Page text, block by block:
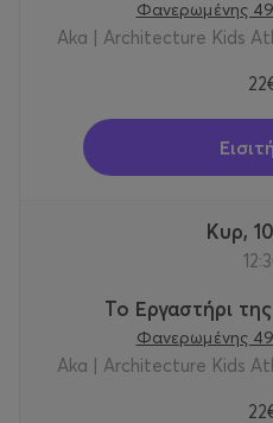
Φανερωμένης
Aka | Architecture Kids
Κυρ,
Το Εργαστήρι
Φανερωμένης
Aka | Architecture Kids